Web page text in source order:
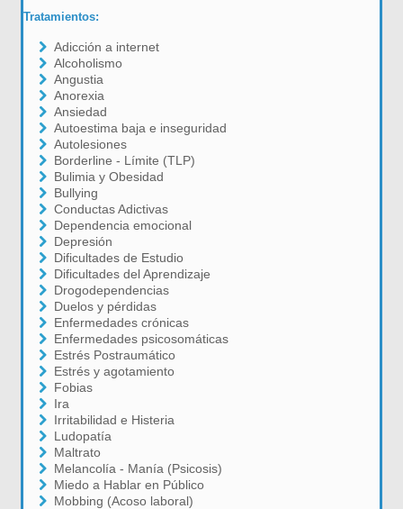
Tratamientos:
Adicción a internet
Alcoholismo
Angustia
Anorexia
Ansiedad
Autoestima baja e inseguridad
Autolesiones
Borderline - Límite (TLP)
Bulimia y Obesidad
Bullying
Conductas Adictivas
Dependencia emocional
Depresión
Dificultades de Estudio
Dificultades del Aprendizaje
Drogodependencias
Duelos y pérdidas
Enfermedades crónicas
Enfermedades psicosomáticas
Estrés Postraumático
Estrés y agotamiento
Fobias
Ira
Irritabilidad e Histeria
Ludopatía
Maltrato
Melancolía - Manía (Psicosis)
Miedo a Hablar en Público
Mobbing (Acoso laboral)